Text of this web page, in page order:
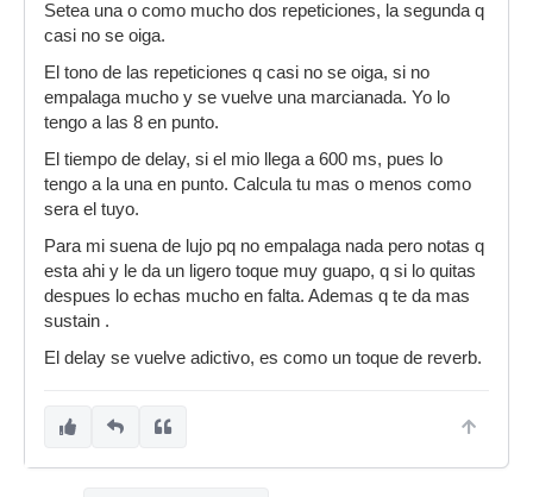
Setea una o como mucho dos repeticiones, la segunda q
casi no se oiga.
El tono de las repeticiones q casi no se oiga, si no
empalaga mucho y se vuelve una marcianada. Yo lo
tengo a las 8 en punto.
El tiempo de delay, si el mio llega a 600 ms, pues lo
tengo a la una en punto. Calcula tu mas o menos como
sera el tuyo.
Para mi suena de lujo pq no empalaga nada pero notas q
esta ahi y le da un ligero toque muy guapo, q si lo quitas
despues lo echas mucho en falta. Ademas q te da mas
sustain .
El delay se vuelve adictivo, es como un toque de reverb.